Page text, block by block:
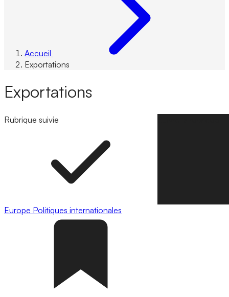
Accueil
Exportations
Exportations
Rubrique suivie
Europe Politiques internationales